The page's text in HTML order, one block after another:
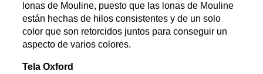
lonas de Mouline, puesto que las lonas de Mouline
están hechas de hilos consistentes y de un solo
color que son retorcidos juntos para conseguir un
aspecto de varios colores.
Tela Oxford